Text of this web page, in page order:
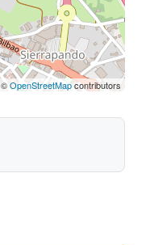
©OpenStreetMapcontributors